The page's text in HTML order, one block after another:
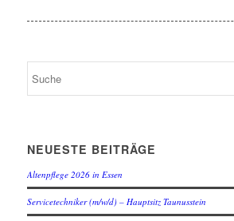
NEUESTE BEITRÄGE
Altenpflege 2026 in Essen
Servicetechniker (m/w/d) – Hauptsitz Taunusstein